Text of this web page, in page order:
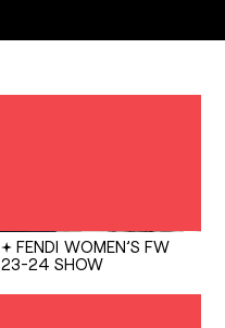
FENDI WOMEN’S FW
23-24 SHOW